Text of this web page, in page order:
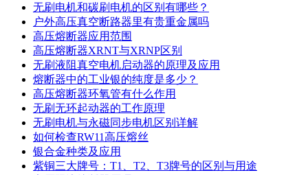
无刷电机和碳刷电机的区别有哪些？
户外高压真空断路器里有贵重金属吗
高压熔断器应用范围
高压熔断器XRNT与XRNP区别
无刷液阻真空电机启动器的原理及应用
熔断器中的工业银的纯度是多少？
高压熔断器环氧管有什么作用
无刷无环起动器的工作原理
无刷电机与永磁同步电机区别详解
如何检查RW11高压熔丝
银合金种类及应用
紫铜三大牌号：T1、T2、T3牌号的区别与用途